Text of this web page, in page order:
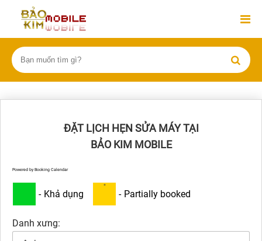
ĐẶT LỊCH HẸN SỬA MÁY TẠI
BẢO KIM MOBILE
Powered by Booking Calendar
- Khả dụng
·
- Partially booked
Danh xưng: